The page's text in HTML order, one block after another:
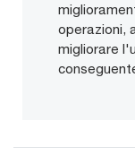
operazioni,
migliorare